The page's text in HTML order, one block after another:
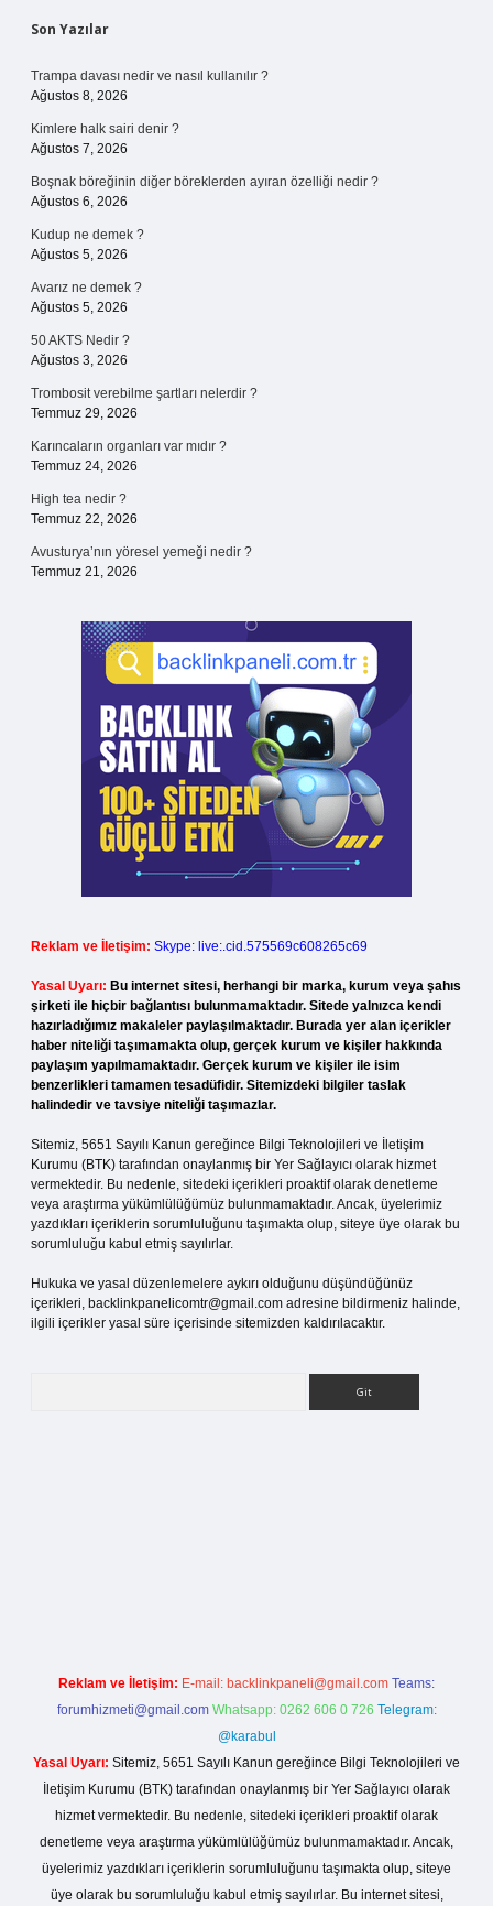
Sidebar
Son Yazılar
Trampa davası nedir ve nasıl kullanılır ?
Ağustos 8, 2026
Kimlere halk sairi denir ?
Ağustos 7, 2026
Boşnak böreğinin diğer böreklerden ayıran özelliği nedir ?
Ağustos 6, 2026
Kudup ne demek ?
Ağustos 5, 2026
Avarız ne demek ?
Ağustos 5, 2026
50 AKTS Nedir ?
Ağustos 3, 2026
Trombosit verebilme şartları nelerdir ?
Temmuz 29, 2026
Karıncaların organları var mıdır ?
Temmuz 24, 2026
High tea nedir ?
Temmuz 22, 2026
Avusturya’nın yöresel yemeği nedir ?
Temmuz 21, 2026
Reklam ve İletişim: Skype: live:.cid.575569c608265c69
Yasal Uyarı: Bu internet sitesi, herhangi bir marka, kurum veya şahıs
şirketi ile hiçbir bağlantısı bulunmamaktadır. Sitede yalnızca kendi
hazırladığımız makaleler paylaşılmaktadır. Burada yer alan içerikler
haber niteliği taşımamakta olup, gerçek kurum ve kişiler hakkında
paylaşım yapılmamaktadır. Gerçek kurum ve kişiler ile isim
benzerlikleri tamamen tesadüfidir. Sitemizdeki bilgiler taslak
halindedir ve tavsiye niteliği taşımazlar.
Sitemiz, 5651 Sayılı Kanun gereğince Bilgi Teknolojileri ve İletişim
Kurumu (BTK) tarafından onaylanmış bir Yer Sağlayıcı olarak hizmet
vermektedir. Bu nedenle, sitedeki içerikleri proaktif olarak denetleme
veya araştırma yükümlülüğümüz bulunmamaktadır. Ancak, üyelerimiz
yazdıkları içeriklerin sorumluluğunu taşımakta olup, siteye üye olarak bu
sorumluluğu kabul etmiş sayılırlar.
Hukuka ve yasal düzenlemelere aykırı olduğunu düşündüğünüz
içerikleri, backlinkpanelicomtr@gmail.com adresine bildirmeniz halinde,
ilgili içerikler yasal süre içerisinde sitemizden kaldırılacaktır.
Reklam ve İletişim: E-mail: backlinkpaneli@gmail.com Teams:
forumhizmeti@gmail.com Whatsapp: 0262 606 0 726 Telegram:
@karabul
Yasal Uyarı: Sitemiz, 5651 Sayılı Kanun gereğince Bilgi Teknolojileri ve
İletişim Kurumu (BTK) tarafından onaylanmış bir Yer Sağlayıcı olarak
hizmet vermektedir. Bu nedenle, sitedeki içerikleri proaktif olarak
denetleme veya araştırma yükümlülüğümüz bulunmamaktadır. Ancak,
üyelerimiz yazdıkları içeriklerin sorumluluğunu taşımakta olup, siteye
üye olarak bu sorumluluğu kabul etmiş sayılırlar. Bu internet sitesi,